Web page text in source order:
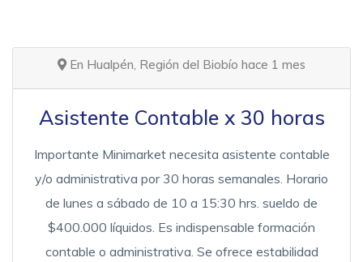
En Hualpén, Región del Biobío hace 1 mes
Asistente Contable x 30 horas
Importante Minimarket necesita asistente contable
y/o administrativa por 30 horas semanales. Horario
de lunes a sábado de 10 a 15:30 hrs. sueldo de
$400.000 líquidos. Es indispensable formación
contable o administrativa. Se ofrece estabilidad